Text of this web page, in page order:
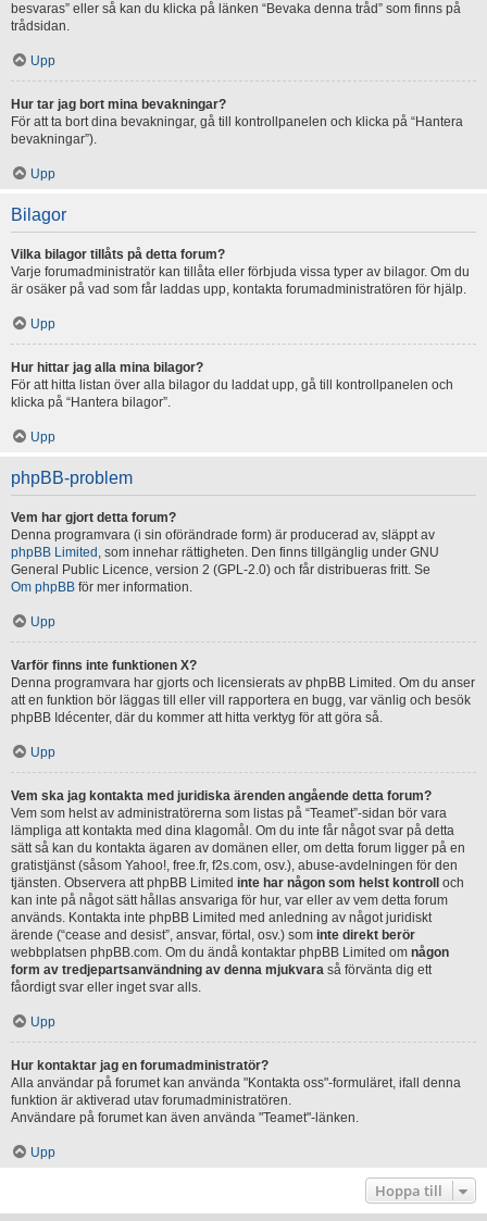
besvaras” eller så kan du klicka på länken “Bevaka denna tråd” som finns på
trådsidan.
Upp
Hur tar jag bort mina bevakningar?
För att ta bort dina bevakningar, gå till kontrollpanelen och klicka på “Hantera
bevakningar”).
Upp
Bilagor
Vilka bilagor tillåts på detta forum?
Varje forumadministratör kan tillåta eller förbjuda vissa typer av bilagor. Om du
är osäker på vad som får laddas upp, kontakta forumadministratören för hjälp.
Upp
Hur hittar jag alla mina bilagor?
För att hitta listan över alla bilagor du laddat upp, gå till kontrollpanelen och
klicka på “Hantera bilagor”.
Upp
phpBB-problem
Vem har gjort detta forum?
Denna programvara (i sin oförändrade form) är producerad av, släppt av
phpBB Limited , som innehar rättigheten. Den finns tillgänglig under GNU
General Public Licence, version 2 (GPL-2.0) och får distribueras fritt. Se
Om phpBB för mer information.
Upp
Varför finns inte funktionen X?
Denna programvara har gjorts och licensierats av phpBB Limited. Om du anser
att en funktion bör läggas till eller vill rapportera en bugg, var vänlig och besök
phpBB Idécenter, där du kommer att hitta verktyg för att göra så.
Upp
Vem ska jag kontakta med juridiska ärenden angående detta forum?
Vem som helst av administratörerna som listas på “Teamet”-sidan bör vara
lämpliga att kontakta med dina klagomål. Om du inte får något svar på detta
sätt så kan du kontakta ägaren av domänen eller, om detta forum ligger på en
gratistjänst (såsom Yahoo!, free.fr, f2s.com, osv.), abuse-avdelningen för den
tjänsten. Observera att phpBB Limited inte har någon som helst kontroll
och
kan inte på något sätt hållas ansvariga för hur, var eller av vem detta forum
används. Kontakta inte phpBB Limited med anledning av något juridiskt
ärende (“cease and desist”, ansvar, förtal, osv.) som inte direkt berör
webbplatsen phpBB.com. Om du ändå kontaktar phpBB Limited om någon
form av tredjepartsanvändning av denna mjukvara så förvänta dig ett
fåordigt svar eller inget svar alls.
Upp
Hur kontaktar jag en forumadministratör?
Alla användar på forumet kan använda "Kontakta oss"-formuläret, ifall denna
funktion är aktiverad utav forumadministratören.
Användare på forumet kan även använda "Teamet"-länken.
Upp
Hoppa till